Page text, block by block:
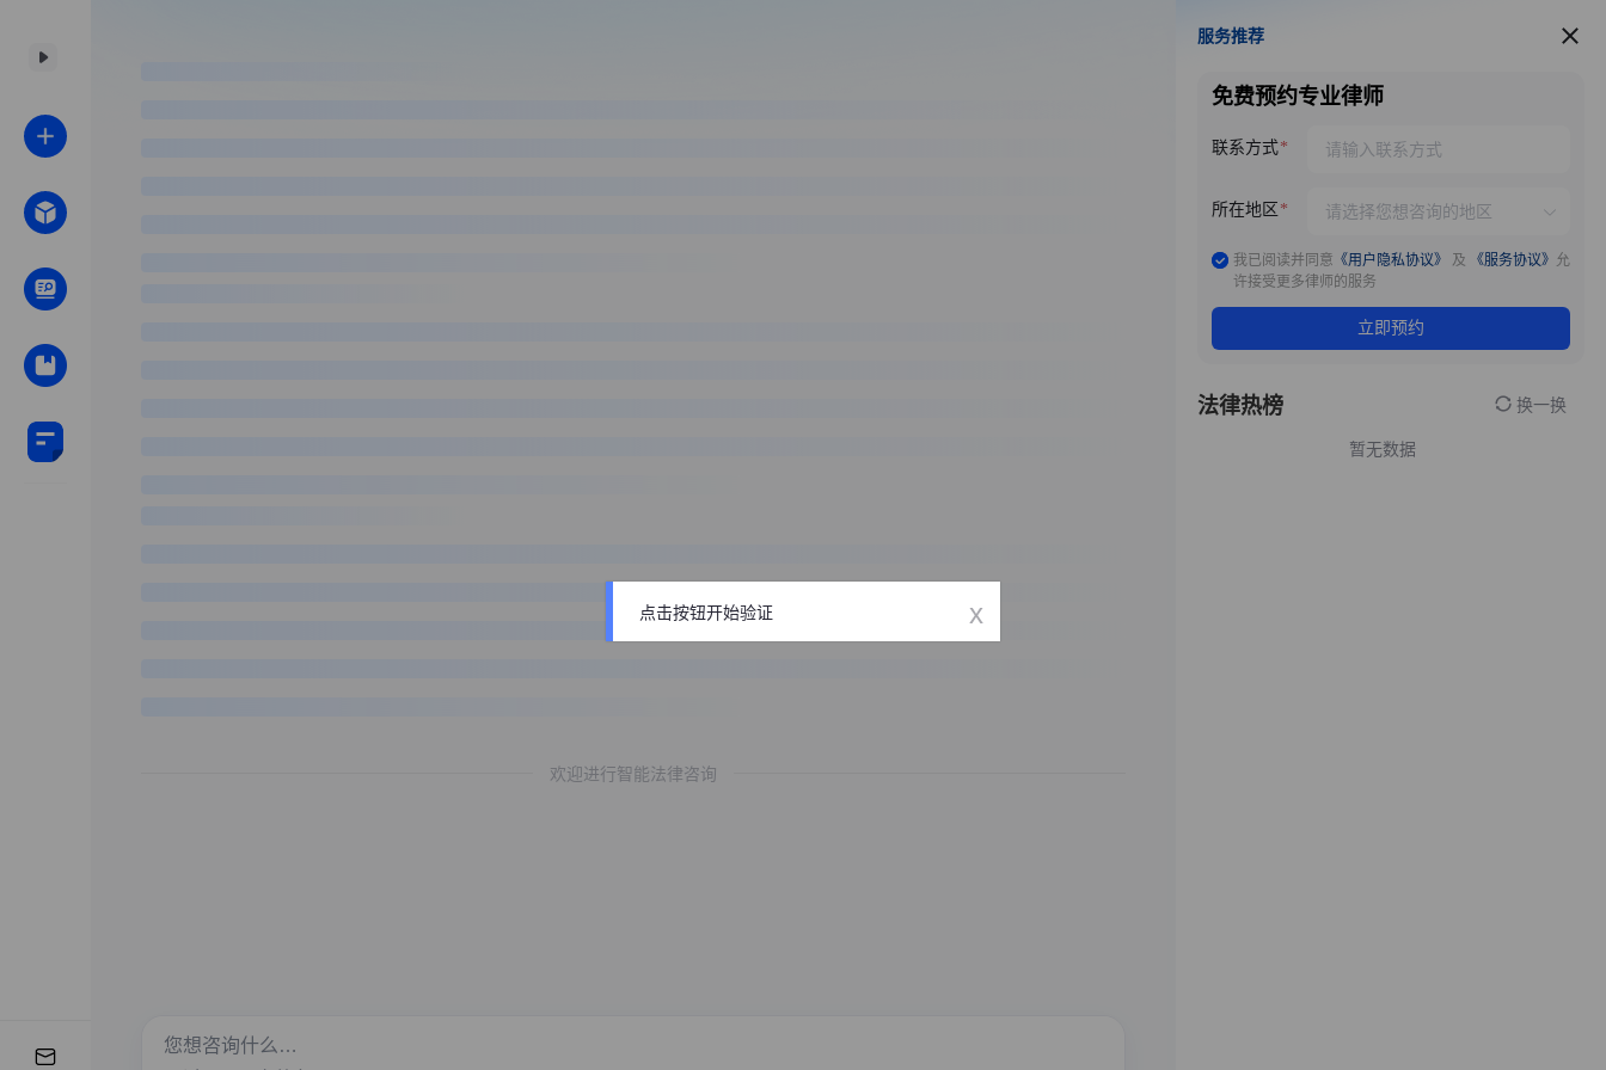
欢迎进行智能法律咨询
服务推荐
服务推荐
免费预约专业律师
联系方式
所在地区
我已阅读并同意 《用户隐私协议》 及 《服务协议》 允
许接受更多律师的服务
立即预约
法律热榜 换一换
暂无数据
点击按钮开始验证 x